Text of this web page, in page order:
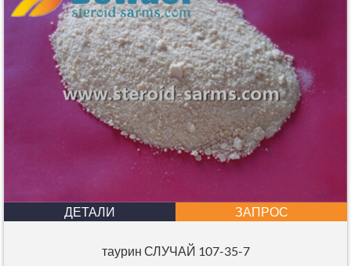
ДЕТАЛИ ЗАПРОС
таурин СЛУЧАЙ 107-35-7